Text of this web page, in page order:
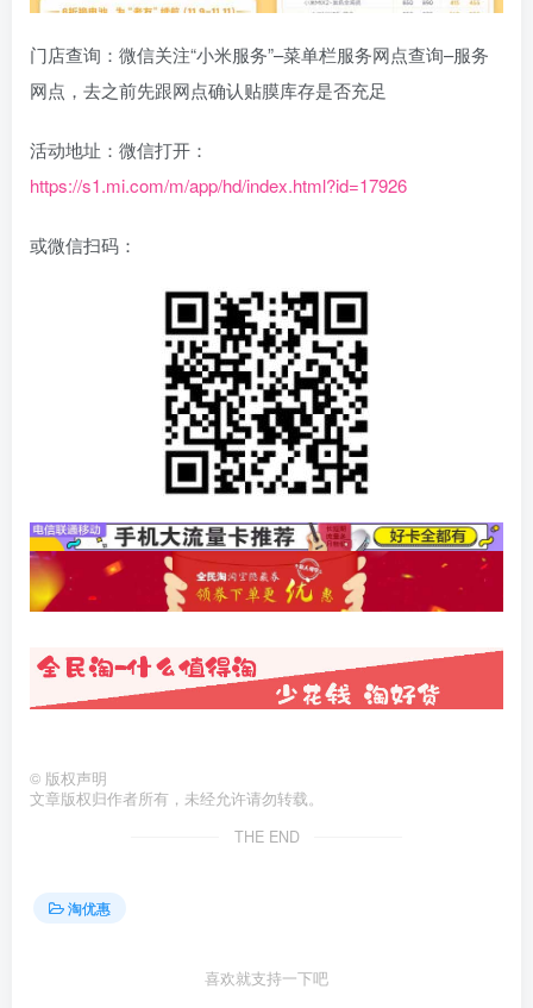
门店查询：微信关注“小米服务”–菜单栏服务网点查询–服务
网点，去之前先跟网点确认贴膜库存是否充足
活动地址：微信打开：
https://s1.mi.com/m/app/hd/index.html?id=17926
或微信扫码：
© 版权声明
文章版权归作者所有，未经允许请勿转载。
THE END
淘优惠
喜欢就支持一下吧